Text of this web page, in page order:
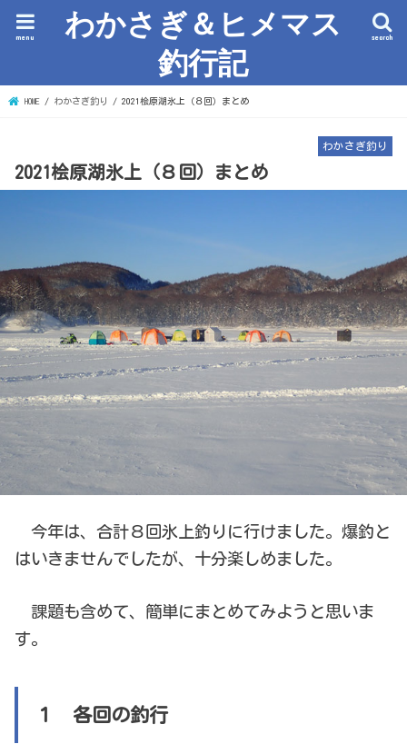
わかさぎ＆ヒメマス
釣行記
search
menu
HOME わかさぎ釣り 2021桧原湖氷上（８回）まとめ
わかさぎ釣り
2021桧原湖氷上（８回）まとめ
今年は、合計８回氷上釣りに行けました。爆釣と
はいきませんでしたが、十分楽しめました。
課題も含めて、簡単にまとめてみようと思いま
す。
１ 各回の釣行